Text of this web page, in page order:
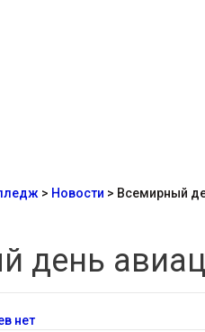
> Новости > Всемирный
день
нет